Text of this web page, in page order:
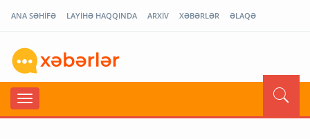
ANA SƏHİFƏ LAYİHƏ HAQQINDA ARXİV XƏBƏRLƏR ƏLAQƏ